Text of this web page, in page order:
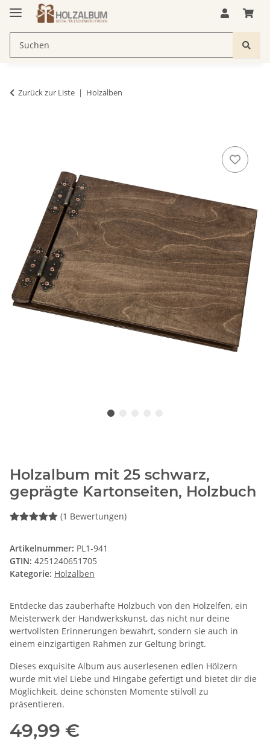
Zurück zur Liste Holzalben
Holzalbum mit 25 schwarz,
geprägte Kartonseiten, Holzbuch
(1 Bewertungen)
Artikelnummer: PL1-941
GTIN: 4251240651705
Kategorie: Holzalben
Entdecke das zauberhafte Holzbuch von den Holzelfen, ein
Meisterwerk der Handwerkskunst, das nicht nur deine
wertvollsten Erinnerungen bewahrt, sondern sie auch in
einem einzigartigen Rahmen zur Geltung bringt.
Dieses exquisite Album aus auserlesenen edlen Hölzern
wurde mit viel Liebe und Hingabe gefertigt und bietet dir die
Möglichkeit, deine schönsten Momente stilvoll zu
präsentieren.
49,99 €